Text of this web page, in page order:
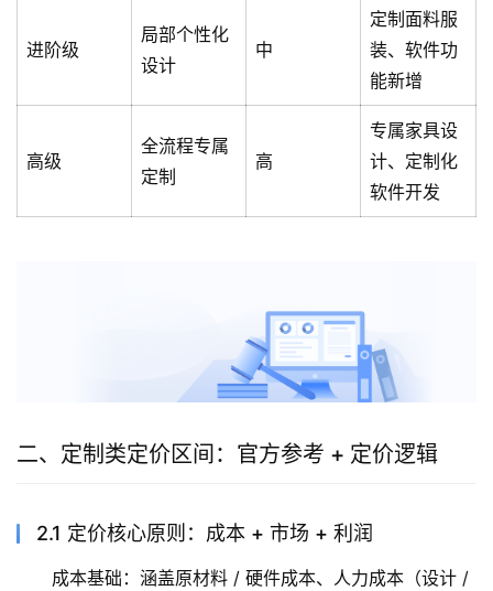
进阶级
局部个性化
设计
中
定制面料服
装、软件功
能新增
高级
全流程专属
定制
高
专属家具设
计、定制化
软件开发
二、定制类定价区间：官方参考 + 定价逻辑
2.1 定价核心原则：成本 + 市场 + 利润
成本基础：涵盖原材料 / 硬件成本、人力成本（设计 /